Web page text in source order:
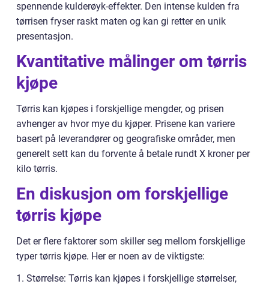
spennende kulderøyk-effekter. Den intense kulden fra
tørrisen fryser raskt maten og kan gi retter en unik
presentasjon.
Kvantitative målinger om tørris
kjøpe
Tørris kan kjøpes i forskjellige mengder, og prisen
avhenger av hvor mye du kjøper. Prisene kan variere
basert på leverandører og geografiske områder, men
generelt sett kan du forvente å betale rundt X kroner per
kilo tørris.
En diskusjon om forskjellige
tørris kjøpe
Det er flere faktorer som skiller seg mellom forskjellige
typer tørris kjøpe. Her er noen av de viktigste:
1. Størrelse: Tørris kan kjøpes i forskjellige størrelser,